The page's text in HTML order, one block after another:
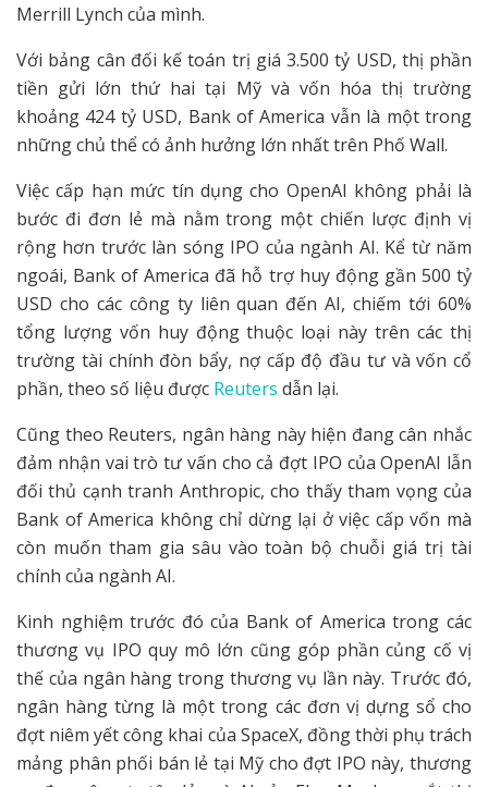
Merrill Lynch của mình.
Với bảng cân đối kế toán trị giá 3.500 tỷ USD, thị phần
tiền gửi lớn thứ hai tại Mỹ và vốn hóa thị trường
khoảng 424 tỷ USD, Bank of America vẫn là một trong
những chủ thể có ảnh hưởng lớn nhất trên Phố Wall.
Việc cấp hạn mức tín dụng cho OpenAI không phải là
bước đi đơn lẻ mà nằm trong một chiến lược định vị
rộng hơn trước làn sóng IPO của ngành AI. Kể từ năm
ngoái, Bank of America đã hỗ trợ huy động gần 500 tỷ
USD cho các công ty liên quan đến AI, chiếm tới 60%
tổng lượng vốn huy động thuộc loại này trên các thị
trường tài chính đòn bẩy, nợ cấp độ đầu tư và vốn cổ
phần, theo số liệu được Reuters dẫn lại.
Cũng theo Reuters, ngân hàng này hiện đang cân nhắc
đảm nhận vai trò tư vấn cho cả đợt IPO của OpenAI lẫn
đối thủ cạnh tranh Anthropic, cho thấy tham vọng của
Bank of America không chỉ dừng lại ở việc cấp vốn mà
còn muốn tham gia sâu vào toàn bộ chuỗi giá trị tài
chính của ngành AI.
Kinh nghiệm trước đó của Bank of America trong các
thương vụ IPO quy mô lớn cũng góp phần củng cố vị
thế của ngân hàng trong thương vụ lần này. Trước đó,
ngân hàng từng là một trong các đơn vị dựng sổ cho
đợt niêm yết công khai của SpaceX, đồng thời phụ trách
mảng phân phối bán lẻ tại Mỹ cho đợt IPO này, thương